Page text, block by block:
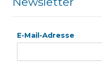
E-Mail-Adresse